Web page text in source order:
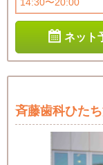
ネット
斉藤歯科ひた